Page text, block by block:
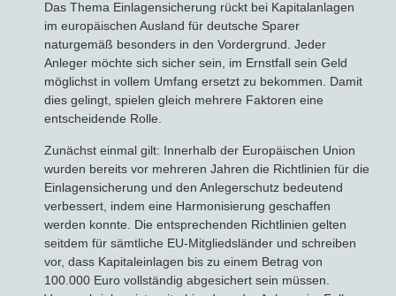
Das Thema Einlagensicherung rückt bei Kapitalanlagen
im europäischen Ausland für deutsche Sparer
naturgemäß besonders in den Vordergrund. Jeder
Anleger möchte sich sicher sein, im Ernstfall sein Geld
möglichst in vollem Umfang ersetzt zu bekommen. Damit
dies gelingt, spielen gleich mehrere Faktoren eine
entscheidende Rolle.
Zunächst einmal gilt: Innerhalb der Europäischen Union
wurden bereits vor mehreren Jahren die Richtlinien für die
Einlagensicherung und den Anlegerschutz bedeutend
verbessert, indem eine Harmonisierung geschaffen
werden konnte. Die entsprechenden Richtlinien gelten
seitdem für sämtliche EU-Mitgliedsländer und schreiben
vor, dass Kapitaleinlagen bis zu einem Betrag von
100.000 Euro vollständig abgesichert sein müssen.